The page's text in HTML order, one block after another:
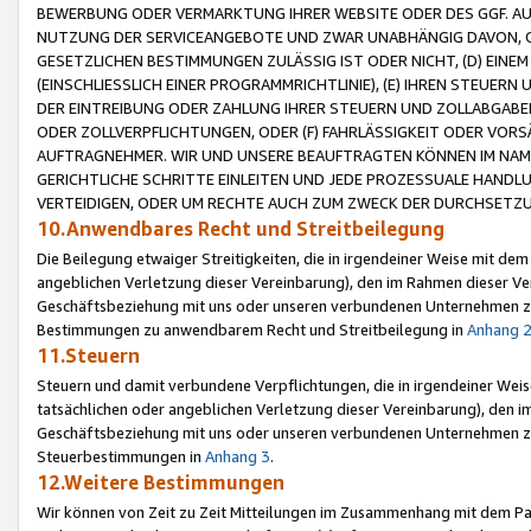
BEWERBUNG ODER VERMARKTUNG IHRER WEBSITE ODER DES GGF.
NUTZUNG DER SERVICEANGEBOTE UND ZWAR UNABHÄNGIG
GESETZLICHEN BESTIMMUNGEN ZULÄSSIG IST ODER NICHT, (D)
(EINSCHLIESSLICH EINER PROGRAMMRICHTLINIE), (E) IHREN
DER EINTREIBUNG ODER ZAHLUNG IHRER STEUERN UND
ODER ZOLLVERPFLICHTUNGEN, ODER (F) FAHRLÄSSIGKEIT ODER
AUFTRAGNEHMER. WIR UND UNSERE BEAUFTRAGTEN KÖNNEN IM
GERICHTLICHE SCHRITTE EINLEITEN UND JEDE PROZESSUALE
VERTEIDIGEN, ODER UM RECHTE AUCH ZUM ZWECK DER
10.Anwendbares Recht und Streitbeilegung
Die Beilegung etwaiger Streitigkeiten, die in irgendeiner Weise mit
angeblichen Verletzung dieser Vereinbarung), den im Rahmen dieser
Geschäftsbeziehung mit uns oder unseren verbundenen
Bestimmungen zu anwendbarem Recht und Streitbeilegung in Anhang 2
11.Steuern
Steuern und damit verbundene Verpflichtungen, die in irgendeiner
tatsächlichen oder angeblichen Verletzung dieser Vereinbarung), den
Geschäftsbeziehung mit uns oder unseren verbundenen
Steuerbestimmungen in Anhang 3.
12.Weitere Bestimmungen
Wir können von Zeit zu Zeit Mitteilungen im Zusammenhang mit dem